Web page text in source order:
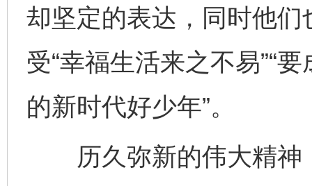
却坚定的表达，同时他们
受“幸福生活来之不易”“
的新时代好少年”。
历久弥新的伟大精神